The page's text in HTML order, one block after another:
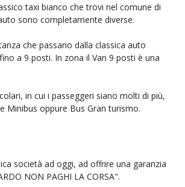
taxi bianco che trovi nel comune di
sono completamente diverse.
che passano dalla classica auto
a 9 posti. In zona il Van 9 posti è una
in cui i passeggeri siano molti di più,
Minibus oppure Bus Gran turismo.
società ad oggi, ad offrire una garanzia
NON PAGHI LA CORSA".